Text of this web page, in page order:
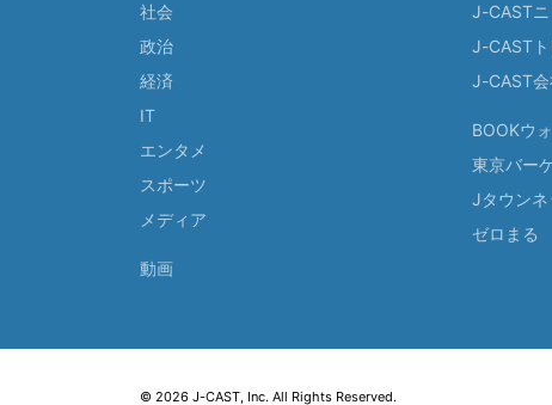
社会
政治
経済
IT
エンタメ
スポーツ
メディア
動画
J-CASTニ
J-CASTト
J-CAST
BOOKウ
東京バー
Jタウンネ
ゼロまる
© 2026 J-CAST, Inc. All Rights Reserved.